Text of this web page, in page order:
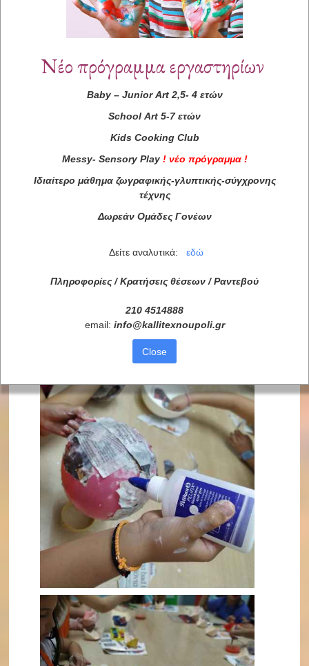
Νέο πρόγραμμα εργαστηρίων
Baby– Junior Art2,5- 4 ετών
School Art 5-7 ετών
Kids Cooking Club
Messy- Sensory Play ! νέο πρόγραμμα !
Ιδιαίτερο μάθημα ζωγραφικής-γλυπτικής-σύγχρονης
τέχνης
Δωρεάν Ομάδες Γονέων
Δείτε αναλυτικά: εδώ
Πληροφορίες / Κρατήσεις θέσεων / Ραντεβού
210 4514888
email: info@kallitexnoupoli.gr
Close